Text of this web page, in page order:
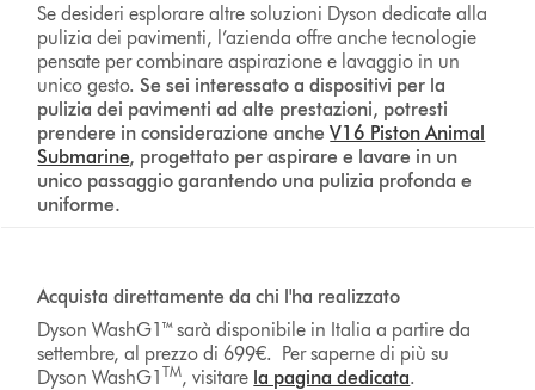
Se desideri esplorare altre soluzioni Dyson dedicate alla
pulizia dei pavimenti, l’azienda offre anche tecnologie
pensate per combinare aspirazione e lavaggio in un
unico gesto.Se sei interessato a dispositivi per la
pulizia dei pavimenti ad alte prestazioni, potresti
prendere in considerazione ancheV16 Piston Animal
Submarine, progettato per aspirare e lavare in un
unico passaggio garantendo una pulizia profonda e
uniforme.
Acquista direttamente da chi l'ha realizzato
Dyson WashG1™ sarà disponibile in Italia a partire da
settembre, al prezzo di 699€. Per saperne di più su
Dyson WashG1 TM, visitare la pagina dedicata.